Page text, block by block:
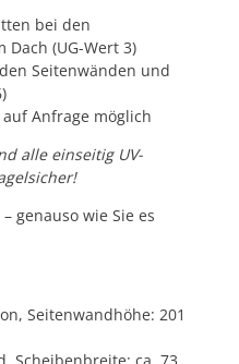
bei den
(UG-Wert 3)
Seitenwänden und
Anfrage möglich
alle einseitig UV-
genauso wie Sie es
Seitenwandhöhe: 201